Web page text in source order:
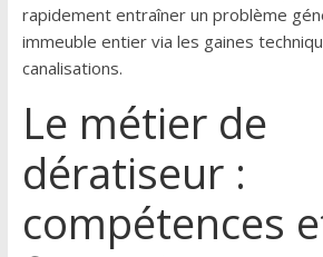
rapidement entraîner un problème
immeuble entier via les gaines
canalisations.
Le métier de
dératiseur :
compétences